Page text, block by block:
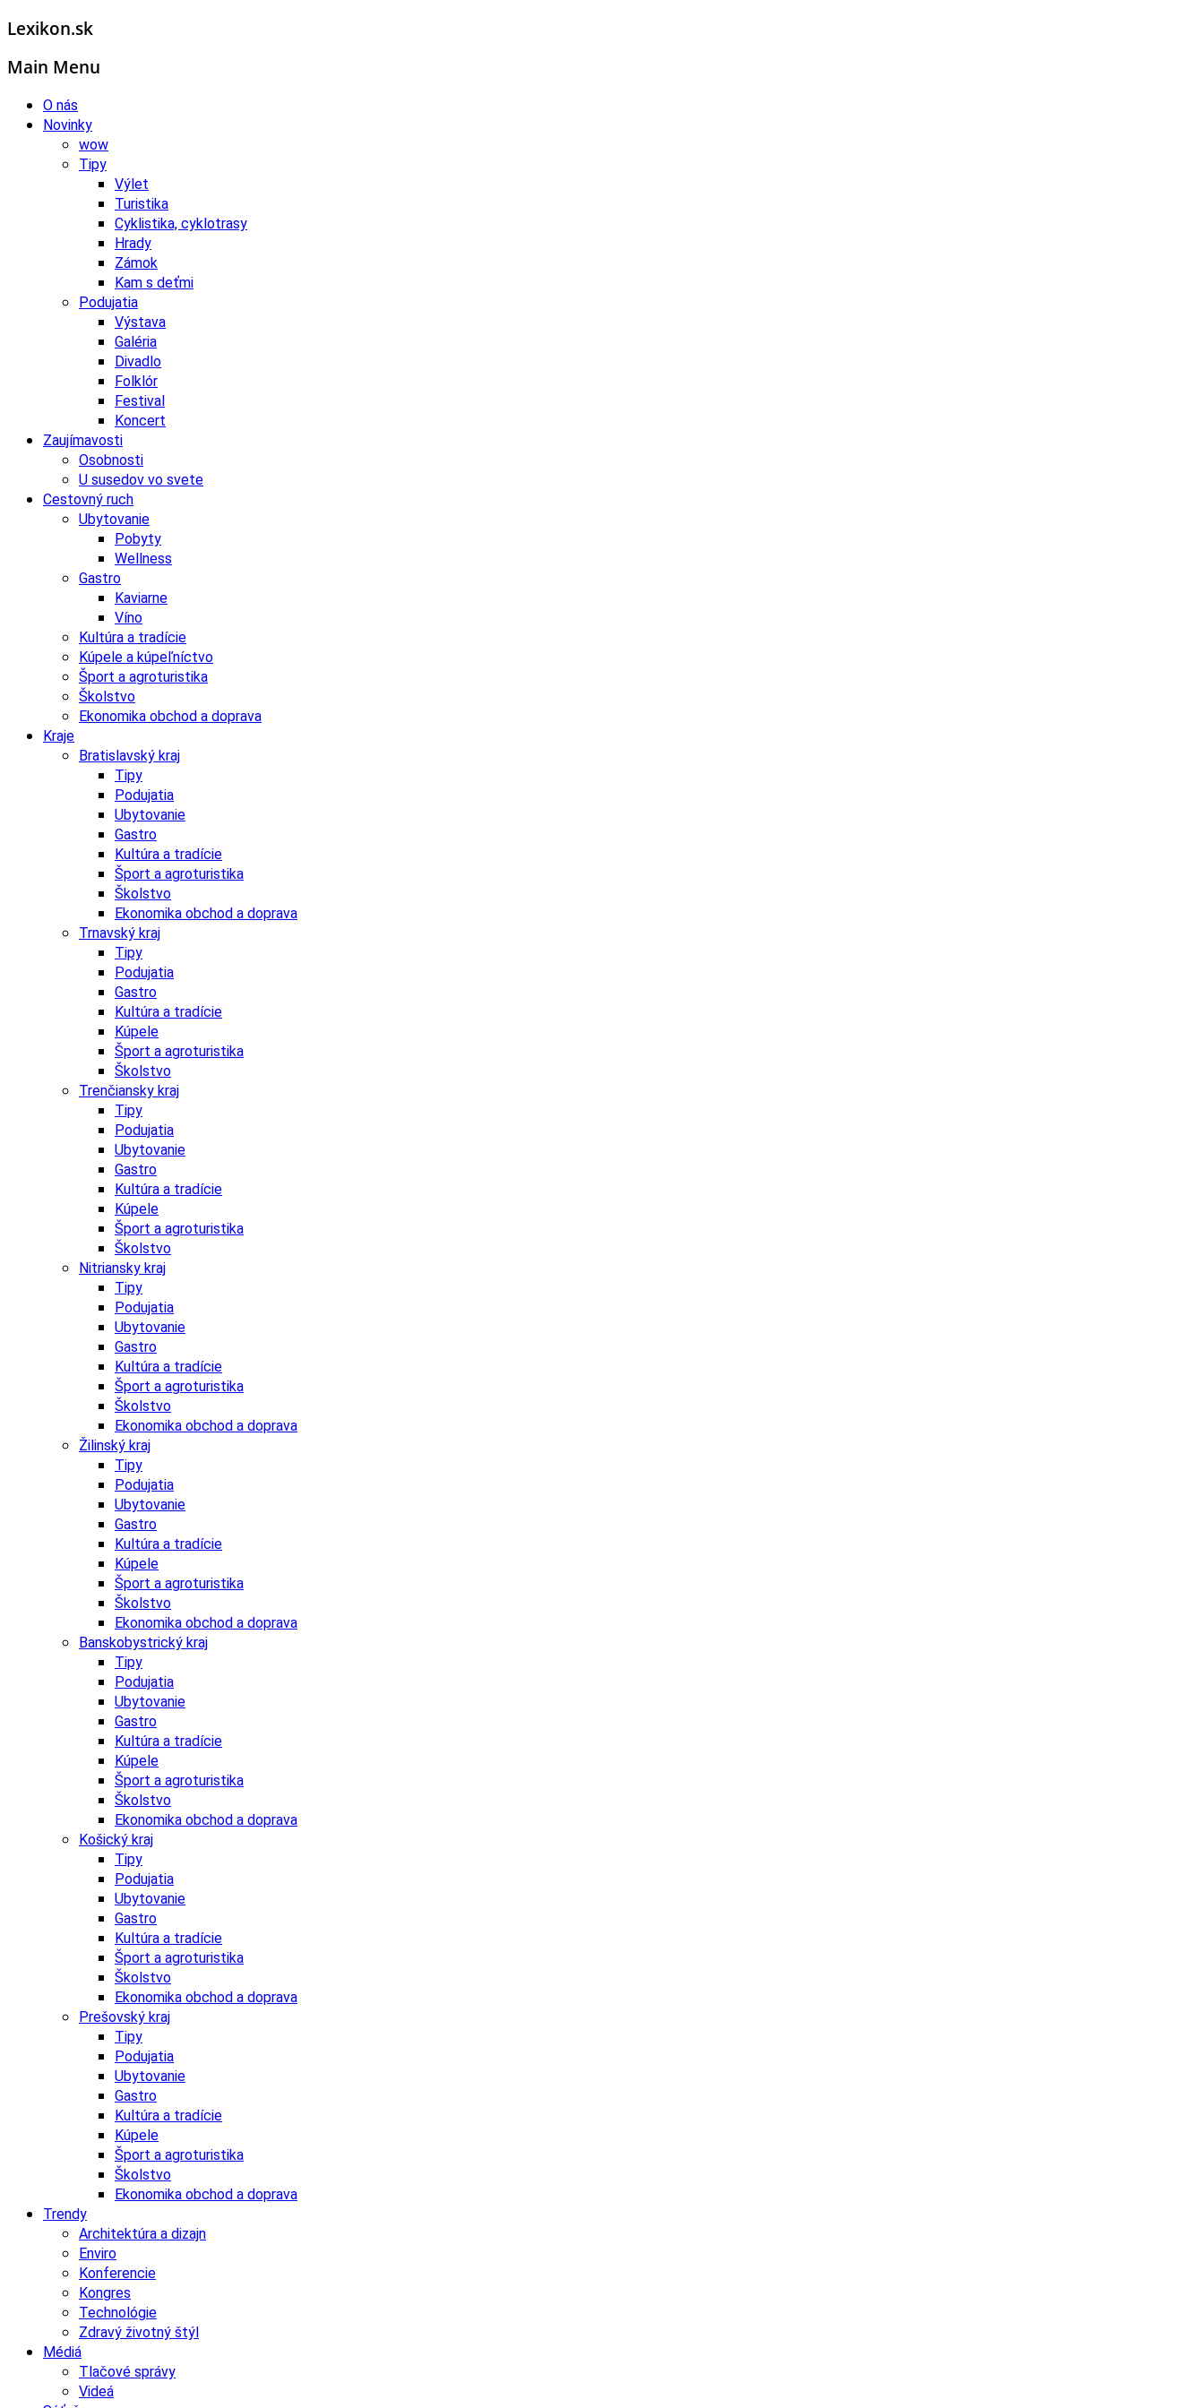
Lexikon.sk
Main Menu
O nás
Novinky
wow
Tipy
Výlet
Turistika
Cyklistika, cyklotrasy
Hrady
Zámok
Kam s deťmi
Podujatia
Výstava
Galéria
Divadlo
Folklór
Festival
Koncert
Zaujímavosti
Osobnosti
U susedov vo svete
Cestovný ruch
Ubytovanie
Pobyty
Wellness
Gastro
Kaviarne
Víno
Kultúra a tradície
Kúpele a kúpeľníctvo
Šport a agroturistika
Školstvo
Ekonomika obchod a doprava
Kraje
Bratislavský kraj
Tipy
Podujatia
Ubytovanie
Gastro
Kultúra a tradície
Šport a agroturistika
Školstvo
Ekonomika obchod a doprava
Trnavský kraj
Tipy
Podujatia
Gastro
Kultúra a tradície
Kúpele
Šport a agroturistika
Školstvo
Trenčiansky kraj
Tipy
Podujatia
Ubytovanie
Gastro
Kultúra a tradície
Kúpele
Šport a agroturistika
Školstvo
Nitriansky kraj
Tipy
Podujatia
Ubytovanie
Gastro
Kultúra a tradície
Šport a agroturistika
Školstvo
Ekonomika obchod a doprava
Žilinský kraj
Tipy
Podujatia
Ubytovanie
Gastro
Kultúra a tradície
Kúpele
Šport a agroturistika
Školstvo
Ekonomika obchod a doprava
Banskobystrický kraj
Tipy
Podujatia
Ubytovanie
Gastro
Kultúra a tradície
Kúpele
Šport a agroturistika
Školstvo
Ekonomika obchod a doprava
Košický kraj
Tipy
Podujatia
Ubytovanie
Gastro
Kultúra a tradície
Šport a agroturistika
Školstvo
Ekonomika obchod a doprava
Prešovský kraj
Tipy
Podujatia
Ubytovanie
Gastro
Kultúra a tradície
Kúpele
Šport a agroturistika
Školstvo
Ekonomika obchod a doprava
Trendy
Architektúra a dizajn
Enviro
Konferencie
Kongres
Technológie
Zdravý životný štýl
Médiá
Tlačové správy
Videá